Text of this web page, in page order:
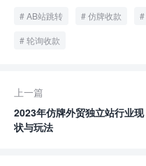
AB站跳转 仿牌收款
轮询收款
上一篇
2023年仿牌外贸独立站行业现
状与玩法